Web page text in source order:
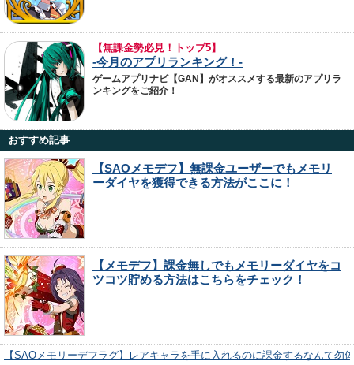
【無課金勢必見！トップ5】
-今月のアプリランキング！-
ゲームアプリナビ【GAN】がオススメする最新のアプリラ
ンキングをご紹介！
おすすめ記事
【SAOメモデフ】無課金ユーザーでもメモリ
ーダイヤを獲得できる方法がここに！
【メモデフ】課金無しでもメモリーダイヤをコ
ツコツ貯める方法はこちらをチェック！
【SAOメモリーデフラグ】レアキャラを手に入れるのに課金するなんて勿